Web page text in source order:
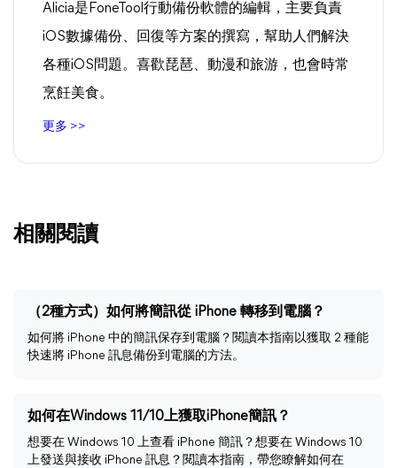
Alicia是FoneTool行動備份軟體的編輯，主要負責
iOS數據備份、回復等方案的撰寫，幫助人們解決
各種iOS問題。喜歡琵琶、動漫和旅游，也會時常
烹飪美食。
更多 >>
相關閱讀
（2種方式）如何將簡訊從 iPhone 轉移到電腦？
如何將 iPhone 中的簡訊保存到電腦？閱讀本指南以獲取 2 種能
快速將 iPhone 訊息備份到電腦的方法。
如何在Windows 11/10上獲取iPhone簡訊？
想要在 Windows 10 上查看 iPhone 簡訊？想要在 Windows 10
上發送與接收 iPhone 訊息？閱讀本指南，帶您瞭解如何在